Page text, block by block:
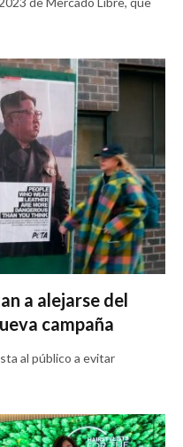
a alejarse del
campaña
al público a evitar